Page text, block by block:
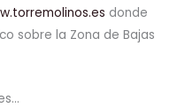
donde
sobre la Zona de Bajas